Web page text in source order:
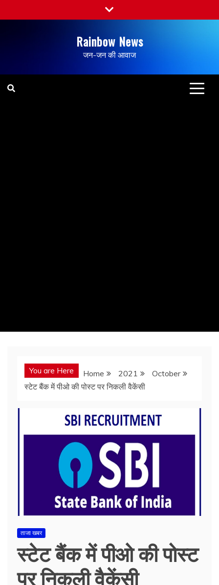
Rainbow News
जन-जन की आवाज
You are Here Home 2021
October
स्टेट बैंक में पीओ की पोस्ट पर निकली वैकेंसी
ताजा खबर
स्टेट बैंक में पीओ की पोस्ट
पर निकली वैकेंसी